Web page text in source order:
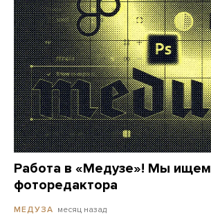
Работа в «Медузе»! Мы ищем
фоторедактора
МЕДУЗА месяц назад